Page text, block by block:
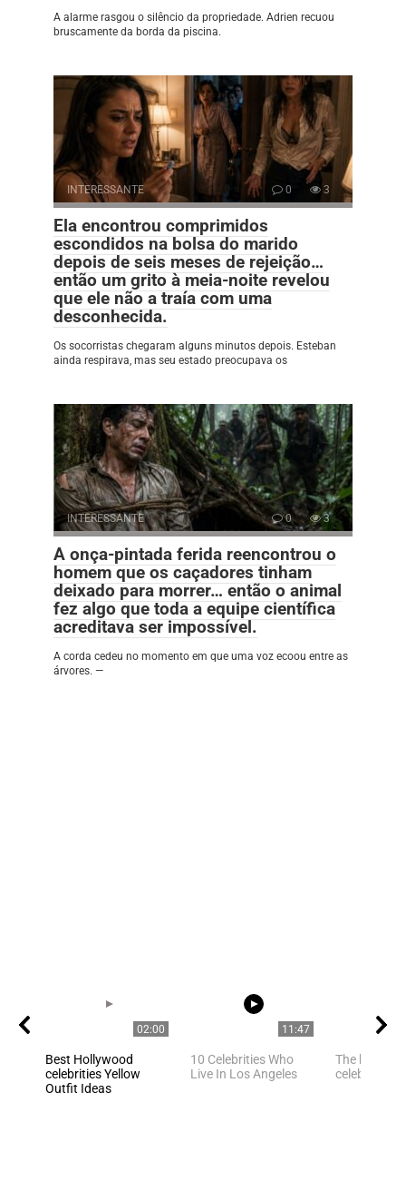
A alarme rasgou o silêncio da propriedade. Adrien recuou
bruscamente da borda da piscina.
INTERESSANTE 0 3
Ela encontrou comprimidos
escondidos na bolsa do marido
depois de seis meses de rejeição…
então um grito à meia-noite revelou
que ele não a traía com uma
desconhecida.
Os socorristas chegaram alguns minutos depois. Esteban
ainda respirava, mas seu estado preocupava os
INTERESSANTE 0 3
A onça-pintada ferida reencontrou o
homem que os caçadores tinham
deixado para morrer… então o animal
fez algo que toda a equipe científica
acreditava ser impossível.
A corda cedeu no momento em que uma voz ecoou entre as
árvores. —
02:00
Best Hollywood
celebrities Yellow
Outfit Ideas
11:47
10 Celebrities Who
Live In Los Angeles
The best
celebrities